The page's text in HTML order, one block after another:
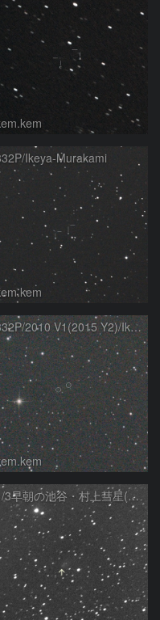
Ikeya-Murakami
332P/2010 V1(2015 Y2)/Ikeya-Murakami
1/3早朝の池谷・村上彗星(P/2010 V1)